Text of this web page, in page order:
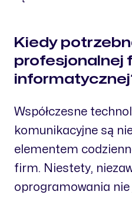
Kiedy
profesjonalnej
Współczesne
komunikacyjne są
elementem
firm. Niestety,
oprogramowania nie